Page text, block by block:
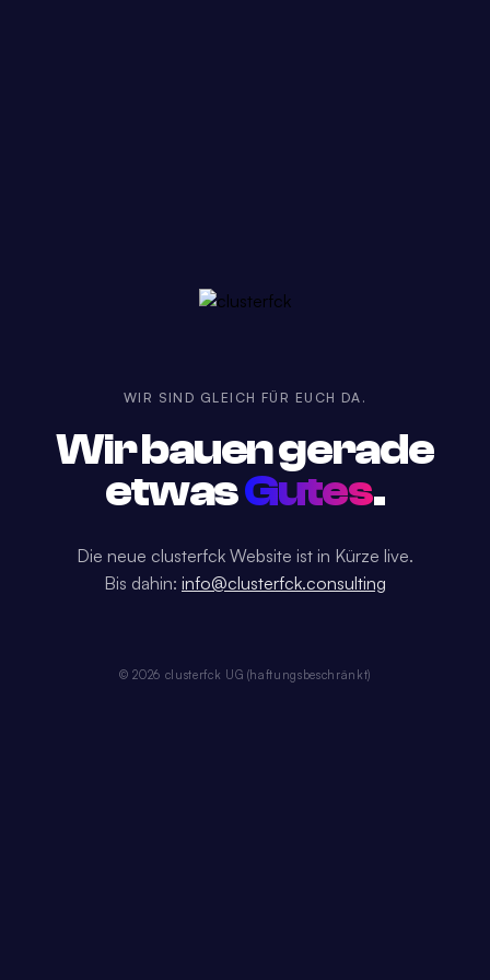
WIR SIND GLEICH FÜR EUCH DA.
Wir bauen gerade
etwasGutes.
Die neue clusterfck Website ist in Kürze live.
Bis dahin: info@clusterfck.consulting
© 2026 clusterfck UG (haftungsbeschränkt)